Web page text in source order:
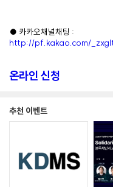
● 카카오채널채팅 :
http://pf.kakao.com/
온라인 신청
추천 이벤트